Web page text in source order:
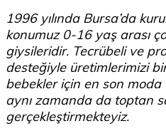
1996 yılında Bursa’da
konumuz 0-16 yaş arası
giysileridir. Tecrübeli ve
desteğiyle üretimlerimizi
bebekler için en son
aynı zamanda da toptan
gerçekleştirmekteyiz.